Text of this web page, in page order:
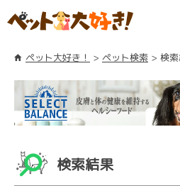
ペット大好き！ ペット検索 検
検索結果